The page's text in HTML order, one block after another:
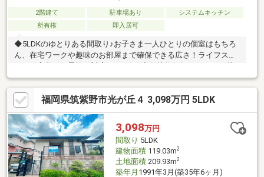
2階建て 駐車場あり
システムキッチン
所有権
即入居可
◆5LDKのゆとりある間取り♪お子さま一人ひとりの個室はもちろ
ん、在宅ワークや趣味のお部屋まで確保できる広さ！ライフスタ
らせる！お庭遊びや家庭菜園、BBQなど、ご家族の「やってみた
い」が叶うゆとりある敷地です♪◆小学校徒歩10分＆津古駅徒歩
11分！毎日の通学や通勤も負担が少なく、子育て世帯にうれしい
住環境。駅まで歩ける便利さも魅力です！◆駐車場1台分を確保♪
休日のお出かけや毎日の送り迎えも安心！前向きに新生活をスタ
ートできます。
福岡県筑紫野市光が丘４ 3,098万円 5LDK
3,098万円
間取り 5LDK
建物面積119.03m2
土地面積209.93m2
築年月 1991年3月(築35年6ヶ月)